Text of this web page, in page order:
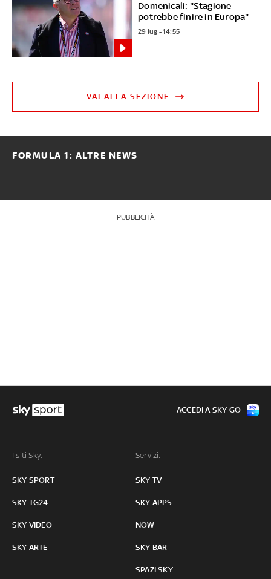
Domenicali: "Stagione
potrebbe finire in Europa"
29 lug - 14:55
VAI ALLA SEZIONE
FORMULA 1: ALTRE NEWS
PUBBLICITÀ
I siti Sky:
SKY SPORT
SKY TG24
SKY VIDEO
SKY ARTE
Servizi:
SKY TV
SKY APPS
NOW
SKY BAR
SPAZI SKY
ACCEDI A SKY GO